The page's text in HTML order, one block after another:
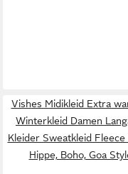
Vishes Midikleid Extra
Winterkleid Damen
Kleider Sweatkleid Fleece
Hippe, Boho, Goa